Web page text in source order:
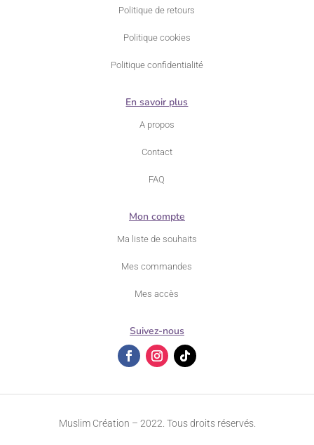
Politique de retours
Politique cookies
Politique confidentialité
En savoir plus
A propos
Contact
FAQ
Mon compte
Ma liste de souhaits
Mes commandes
Mes accès
Suivez-nous
Muslim Création – 2022. Tous droits réservés.